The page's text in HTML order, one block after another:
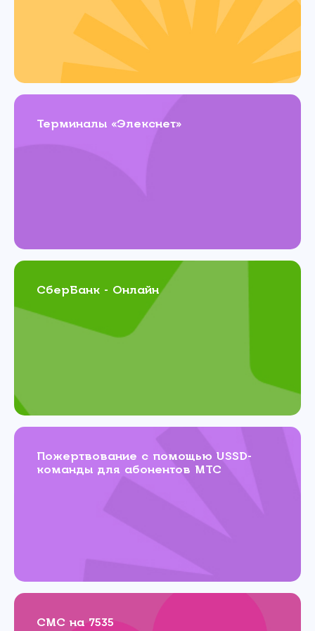
Терминалы «Элекснет»
СберБанк - Онлайн
Пожертвование с помощью USSD-
команды для абонентов МТС
СМС на 7535